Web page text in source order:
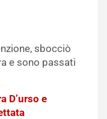
sbocciò
e sono passati
D’urso e